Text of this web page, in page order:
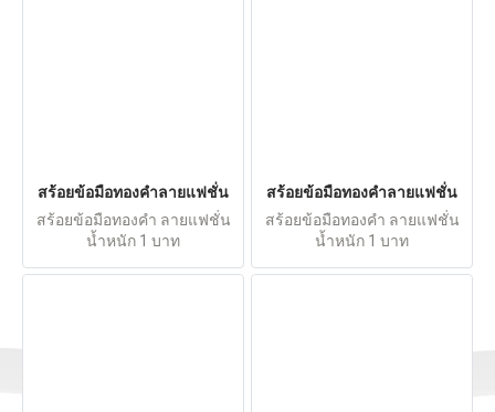
สร้อยข้อมือทองคำลายแฟชั่น
สร้อยข้อมือทองคำ ลายแฟชั่น
น้ำหนัก 1 บาท
สร้อยข้อมือทองคำลายแฟชั่น
สร้อยข้อมือทองคำ ลายแฟชั่น
น้ำหนัก 1 บาท